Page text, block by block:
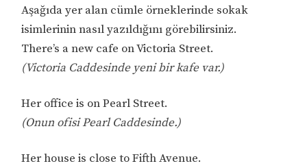
Aşağıda yer alan cümle örneklerinde sokak
isimlerinin nasıl yazıldığını görebilirsiniz.
There’s a new cafe on Victoria Street.
(Victoria Caddesinde yeni bir kafe var.)
Her office is on Pearl Street.
(Onun ofisi Pearl Caddesinde.)
Her house is close to Fifth Avenue.